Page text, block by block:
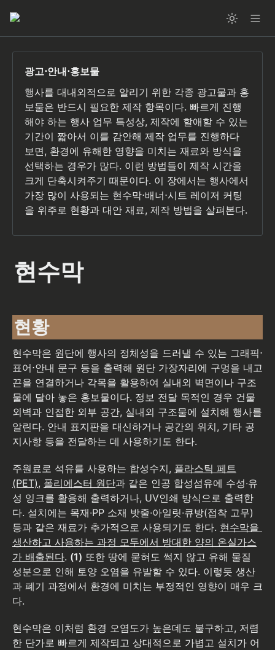
행사를 대내외적으로 알리기 위한 각종 광고물과 홍
보물은 반드시 필요한 제작 항목이다. 빠르게 진행
해야 하는 행사 업무 특성상, 제작에 할애할 수 있는
기간이 짧아서 이를 감안해 제작 업무를 진행하다
보면, 환경에 유해한 영향을 미치는 재료와 방식을
선택하는 경우가 많다. 이런 방법들이 제작 시간을
크게 단축시켜주기 때문이다. 이 장에서는 행사에서
가장 많이 사용되는 현수막⋅배너⋅시트 레이저 커팅
을 위주로 현황과 대안 재료, 제작 방법을 살펴본다.
현수막
현황
현수막은 원단에 행사의 정체성을 드러낼 수 있는 그래픽⋅
표어⋅안내 문구 등을 출력해 원단 가장자리에 구멍을 내고
끈을 연결하거나 각목을 활용하여 실내외 벽면이나 구조
물에 달아 놓은 홍보물이다. 정보 전달 목적인 경우 건물
외벽과 인접한 외부 공간, 실내외 구조물에 설치해 행사를
알린다. 안내 표지판을 대신하거나 공간의 위치, 기타 공
지사항 등을 전달하는 데 사용하기도 한다.
주원료로 석유를 사용하는 합성수지, 플라스틱 페트
(PET), 폴리에스터 원단과 같은 인공 합성섬유에 수성∙유
성 잉크를 활용해 출력하거나, UV인쇄 방식으로 출력한
다. 설치에는 목재∙PP 소재 밧줄∙아일릿∙큐방(접착 고무)
등과 같은 재료가 추가적으로 사용되기도 한다. 현수막을
생산하고 사용하는 과정 모두에서 방대한 양의 온실가스
가 배출된다. (1) 또한 땅에 묻혀도 썩지 않고 유해 물질
성분으로 인해 토양 오염을 유발할 수 있다. 이렇듯 생산
과 폐기 과정에서 환경에 미치는 부정적인 영향이 매우 크
다.
현수막은 이처럼 환경 오염도가 높은데도 불구하고, 저렴
한 단가로 빠르게 제작되고 상대적으로 가볍고 설치가 어